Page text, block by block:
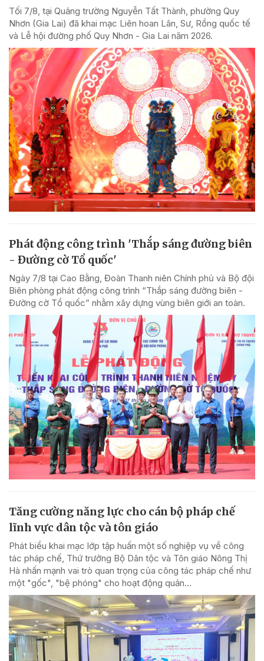
Tối 7/8, tại Quảng trường Nguyễn Tất Thành, phường Quy
Nhơn (Gia Lai) đã khai mạc Liên hoan Lân, Sư, Rồng quốc tế
và Lễ hội đường phố Quy Nhơn - Gia Lai năm 2026.
Phát động công trình 'Thắp sáng đường biên
- Đường cờ Tổ quốc'
Ngày 7/8 tại Cao Bằng, Đoàn Thanh niên Chính phủ và Bộ đội
Biên phòng phát động công trình “Thắp sáng đường biên -
Đường cờ Tổ quốc” nhằm xây dựng vùng biên giới an toàn.
Tăng cường năng lực cho cán bộ pháp chế
lĩnh vực dân tộc và tôn giáo
Phát biểu khai mạc lớp tập huấn một số nghiệp vụ về công
tác pháp chế, Thứ trưởng Bộ Dân tộc và Tôn giáo Nông Thị
Hà nhấn mạnh vai trò quan trọng của công tác pháp chế như
một "gốc", "bệ phóng" cho hoạt động quản...